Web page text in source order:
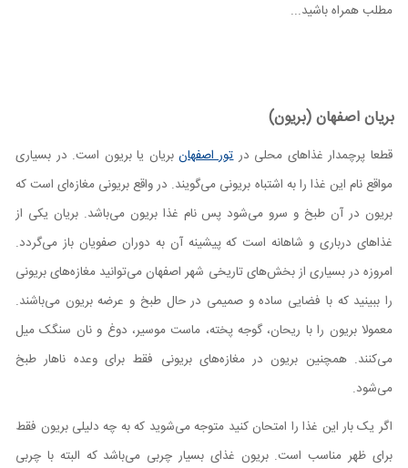
مطلب همراه باشید...
بریان اصفهان (بریون)
قطعا پرچمدار غذاهای محلی درتور اصفهان بریان یا بریون است. در بسیاری
مواقع نام این غذا را به اشتباه بریونی می‌گویند. در‌ واقع بریونی مغازه‌ای است که
بریون در آن طبخ و سرو می‌شود پس نام غذا بریون می‌باشد. بریان یکی از
غذاهای درباری و شاهانه است که پیشینه آن به دوران صفویان باز می‌گردد.
امروزه در بسیاری از بخش‌های تاریخی شهر اصفهان می‌توانید مغازه‌های بریونی
را ببینید که با فضایی ساده و صمیمی در حال طبخ و عرضه بریون می‌باشند.
معمولا بریون را با ریحان، گوجه پخته، ماست موسیر، دوغ و نان سنگک میل
می‌کنند. همچنین بریون در مغازه‌های بریونی فقط برای وعده ناهار طبخ
می‌شود.
اگر یک بار این غذا را امتحان کنید متوجه می‌شوید که به چه دلیلی بریون فقط
برای ظهر مناسب است. بریون غذای بسیار چربی می‌باشد که البته با چربی